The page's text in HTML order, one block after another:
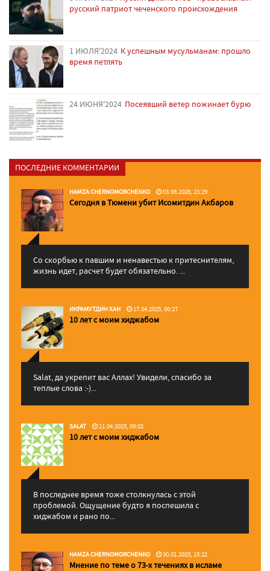
русский патриот чеченского происхождения
1 ИЮЛЯ'2024 К успешным мусульманам: прошло
время петлять
24 ИЮНЯ'2024 Посеявший ветер пожинает бурю
ПОСЛЕДНИЕ КОММЕНТАРИИ
HAMZA CHERNOMORCHENKO 03.06.2026, 23:29
Сегодня в Тюмени убит Исомитдин Акбаров
Со скорбью к павшим и ненавестью к притеснителям,
жизнь идет, расчет будет обязательно. ...
ИКРАМУТДИН ХАН 17.04.2025, 00:27
10 лет с моим хиджабом
Salat, да укрепит вас Аллаx! Увидели, спасибо за
теплые слова :-)...
SALAT 11.04.2025, 09:02
10 лет с моим хиджабом
В последнее время тоже столкнулась с этой
проблемой. Ощущение будто я поспешила с
хиджабом и рано по...
HAMZA CHERNOMORCHENKO 30.01.2025, 15:22
Мнение по теме о 73-х течениях в исламе